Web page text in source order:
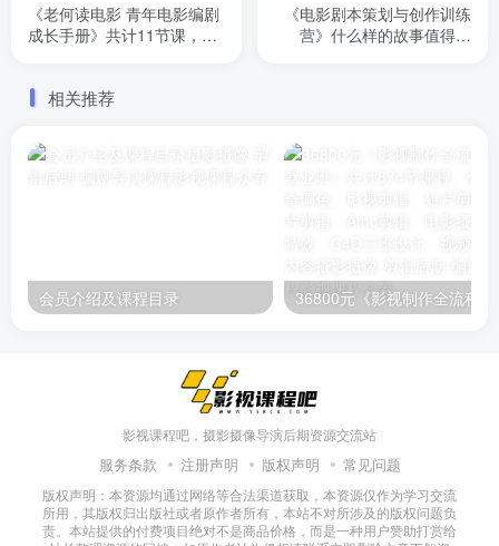
《老何读电影 青年电影编剧
成长手册》共计11节课，如
味，这个课会告诉你的
《电影剧本策划与创作训练
营》什么样的故事值得开
相关推荐
会员介绍及课程目录
影视课程吧，摄影摄像导演后期资源交流站
服务条款 注册声明 版权声明 常见问题
版权声明：本资源均通过网络等合法渠道获取，本资源仅作为学习交流
所用，其版权归出版社或者原作者所有，本站不对所涉及的版权问题负
责。本站提供的付费项目绝对不是商品价格，而是一种用户赞助打赏给